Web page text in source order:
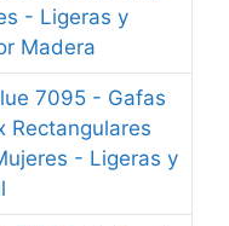
- Ligeras y
Madera
7095 - Gafas
Rectangulares
- Ligeras y